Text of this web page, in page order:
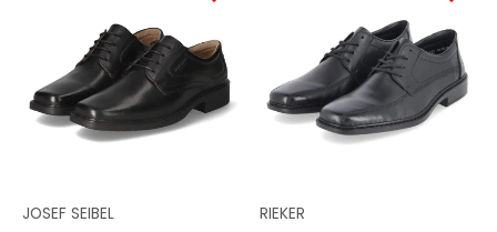
03
Schwarz
JOSEF SEIBEL
Schwarz
RIEKER